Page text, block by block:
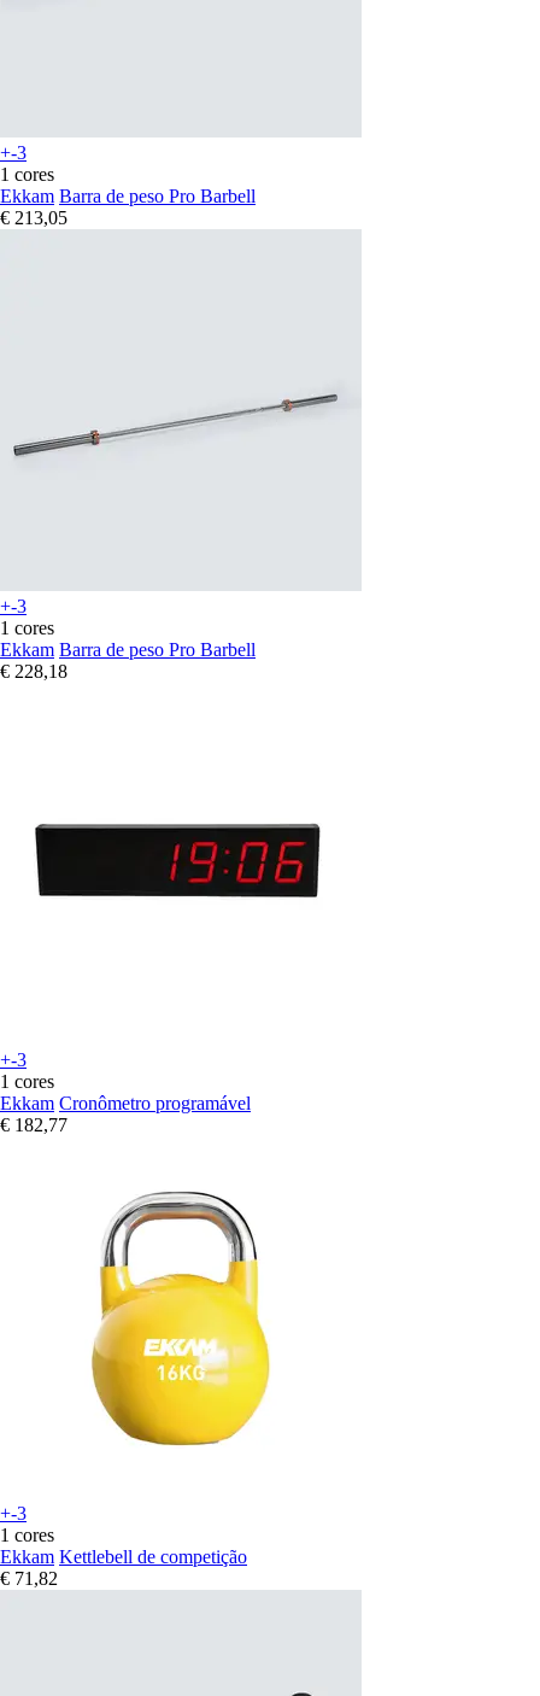
+-3
1 cores
Ekkam Barra de peso Pro Barbell
€ 213,05
+-3
1 cores
Ekkam Barra de peso Pro Barbell
€ 228,18
+-3
1 cores
Ekkam Cronômetro programável
€ 182,77
+-3
1 cores
Ekkam Kettlebell de competição
€ 71,82